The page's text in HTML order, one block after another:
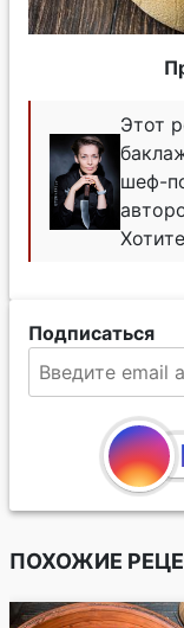
Этот
шеф-
Подписаться
ПОХОЖИЕ